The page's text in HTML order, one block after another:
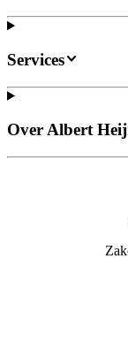
Services
Over Albert